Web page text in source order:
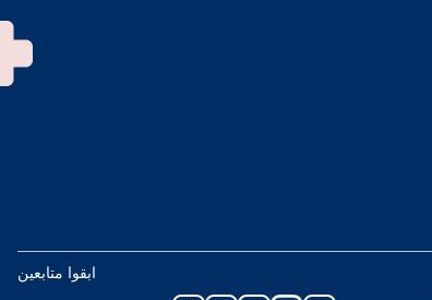
ابقوا متابعين